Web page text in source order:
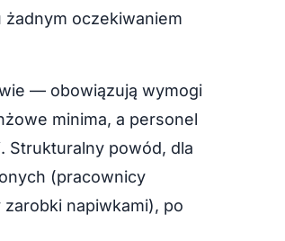
żadnym oczekiwaniem
— obowiązują wymogi
minima, a personel
Strukturalny powód, dla
(pracownicy
zarobki napiwkami), po